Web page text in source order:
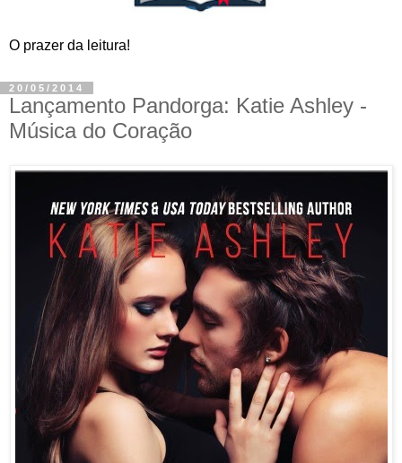
O prazer da leitura!
20/05/2014
Lançamento Pandorga: Katie Ashley -
Música do Coração